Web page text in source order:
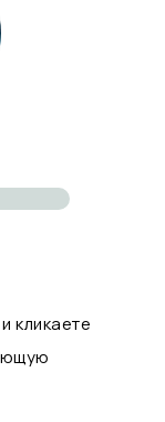
кликаете